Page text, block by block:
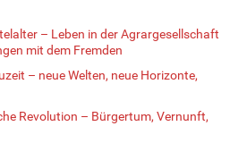
– Leben in der Agrargesellschaft
mit dem Fremden
– neue Welten, neue Horizonte,
Revolution – Bürgertum, Vernunft,